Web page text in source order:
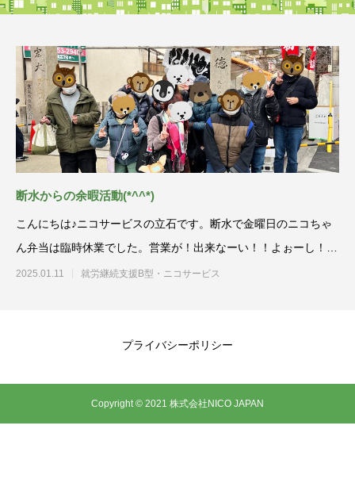
断水からの余暇活動(*^^*)
こんにちは♪ニコサービスの立石です。断水で金曜日のニコちゃ
ん弁当は臨時休業でした。営業が！出来なーい！！よぉーし！！
えべっさ
2025.01.11 就労継続支援B型・ニコサービス
プライバシーポリシー
Copyright © 2021 株式会社NICO JAPAN